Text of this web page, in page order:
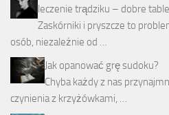
leczenie trądziku – dobre
Zaskórniki i pryszcze to
osób, niezależnie od …
Jak opanować grę sudoku?
Chyba każdy z nas
czynienia z krzyżówkami, …